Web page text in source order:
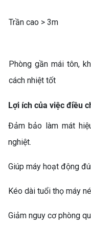
Trần cao > 3m
Phòng gần mái tôn,
cách nhiệt tốt
Lợi ích của việc điều
Đảm bảo làm mát
nghiệt.
Giúp máy hoạt động
Kéo dài tuổi thọ máy
Giảm nguy cơ phòng